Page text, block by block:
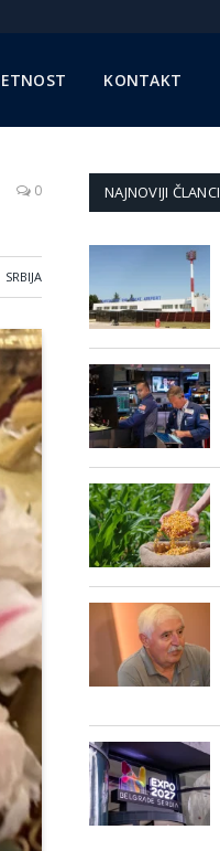
KONTAKT
0
SRBIJA
NAJNOVIJI ČLANCI